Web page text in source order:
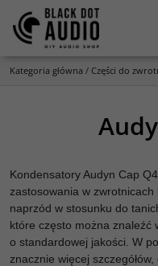
Kategoria główna / Części do
Kondensatory Audyn Cap
zastosowania w zwrotnicach
naprzód w stosunku do
które często można znaleźć
o standardowej jakości. W
znacznie więcej